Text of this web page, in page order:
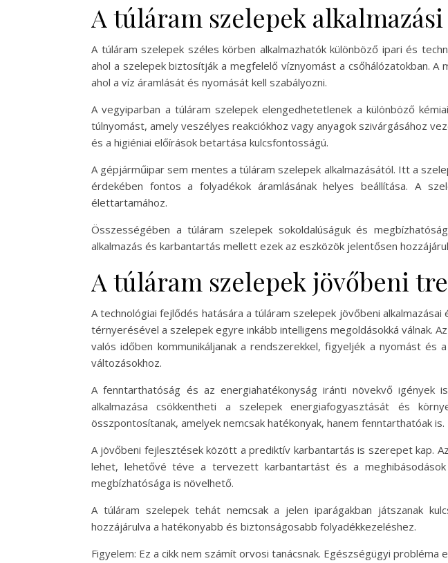
A túláram szelepek
A túláram szelepek széles körben alkalmazhatók különböző ipari és
ahol a szelepek biztosítják a megfelelő víznyomást a csőhálózatokban.
ahol a víz áramlását és nyomását kell szabályozni.
A vegyiparban a túláram szelepek elengedhetetlenek a különböző
túlnyomást, amely veszélyes reakciókhoz vagy anyagok szivárgásához
és a higiéniai előírások betartása kulcsfontosságú.
A gépjárműipar sem mentes a túláram szelepek alkalmazásától. Itt a
érdekében fontos a folyadékok áramlásának helyes beállítása. A
élettartamához.
Összességében a túláram szelepek sokoldalúságuk és
alkalmazás és karbantartás mellett ezek az eszközök jelentősen
A túláram szelepek jövőbeni
A technológiai fejlődés hatására a túláram szelepek jövőbeni
térnyerésével a szelepek egyre inkább intelligens megoldásokká válnak.
valós időben kommunikáljanak a rendszerekkel, figyeljék a nyomást
változásokhoz.
A fenntarthatóság és az energiahatékonyság iránti növekvő
alkalmazása csökkentheti a szelepek energiafogyasztását és
összpontosítanak, amelyek nemcsak hatékonyak, hanem fenntarthatóak is.
A jövőbeni fejlesztések között a prediktív karbantartás is szerepet kap.
lehet, lehetővé téve a tervezett karbantartást és a
megbízhatósága is növelhető.
A túláram szelepek tehát nemcsak a jelen iparágakban játszanak
hozzájárulva a hatékonyabb és biztonságosabb folyadékkezeléshez.
Figyelem: Ez a cikk nem számít orvosi tanácsnak. Egészségügyi